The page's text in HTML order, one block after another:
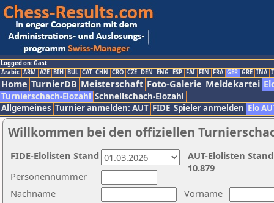
Logged on: Gast
Arabic ARM AZE BIH BUL CAT CHN CRO CZE DEN ENG ESP FAI FIN FRA GER GRE INA
Home TurnierDB Meisterschaft Foto-Galerie Meldekartei
Turnierschach-Elozahl Schnellschach-Elozahl
Allgemeines Turnier anmelden: AUT FIDE Spieler anmelden Elo
Willkommen bei den offiziellen
Nachname
Vorname
Personennummer
AUT-Elolisten
10.879
FIDE-Elolisten Stand